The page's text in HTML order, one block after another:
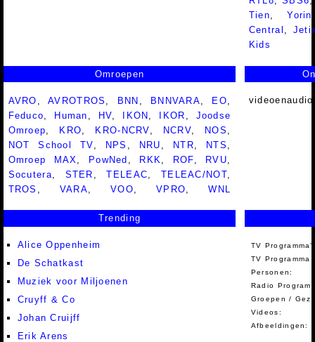
Tien,Yorin
Central ,
Kids
Omroepen
AVRO ,AVROTROS BNN BNNVARA EO
Feduco
Human HV IKON IKOR
Joodse
Omroep
KRO KRO-NCRV NCRV NOS
NOT School TV
NPS NRU NTR NTS
Omroep MAX
PowNed RKK ROF RVU
Socutera
STER ,TELEAC TELEAC/NOT
TROS
VARA ,VOO ,VPRO ,WNL
Trending
Alice Oppenheim
De Schatkast
Muziek voor Miljoenen
Cruyff & Co
Johan Cruijff
Erik Arens
TV
TV Programma
Personen:
Radio
Groepen /
Videos:
Afbeeldingen: